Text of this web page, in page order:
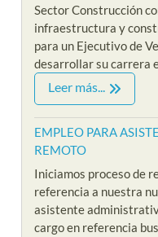
Sector Construcción
infraestructura y
para un Ejecutivo de
desarrollar su carrera
Leer más...
EMPLEO PARA
REMOTO
Iniciamos proceso de
referencia a nuestra
asistente
cargo en referencia